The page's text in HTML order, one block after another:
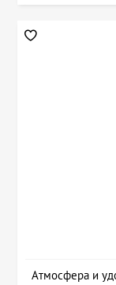
Атмосфера и